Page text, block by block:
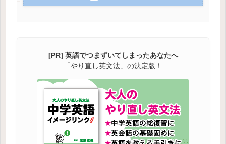
[PR] 英語でつまずいてしまったあなたへ
「やり直し英文法」の決定版！